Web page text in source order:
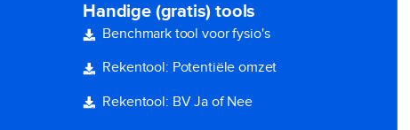
Handige (gratis) tools
Benchmark tool voor fysio's
Rekentool: Potentiële omzet
Rekentool: BV Ja of Nee